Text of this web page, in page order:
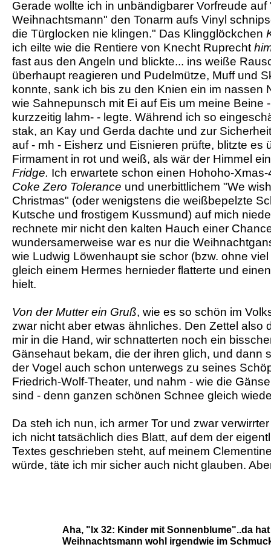
Gerade wollte ich in unbändigbarer Vorfreude
Weihnachtsmann" den Tonarm aufs Vinyl
die Türglocken nie klingen." Das Klingglöckchen
ich eilte wie die Rentiere von Knecht Ruprecht
fast aus den Angeln und blickte... ins weiße
überhaupt reagieren und Pudelmütze, Muff und
konnte, sank ich bis zu den Knien ein im nassen
wie Sahnepunsch mit Ei auf Eis um meine Beine
kurzzeitig lahm- - legte. Während ich so
stak, an Kay und Gerda dachte und zur
auf - mh - Eisherz und Eisnieren prüfte, blitzte es
Firmament in rot und weiß, als wär der Himmel
Fridge. Ich erwartete schon einen Hohoho-Xmas-
Coke Zero Tolerance und unerbittlichem "We
Christmas" (oder wenigstens die weißbepelzte
Kutsche und frostigem Kussmund) auf mich
rechnete mir nicht den kalten Hauch einer
wundersamerweise war es nur die
wie Ludwig Löwenhaupt sie schor (bzw. ohne
gleich einem Hermes hernieder flatterte und
hielt.
Von der Mutter ein Gruß, wie es so schön im
zwar nicht aber etwas ähnliches. Den Zettel also
mir in die Hand, wir schnatterten noch ein
Gänsehaut bekam, die der ihren glich, und dann
der Vogel auch schon unterwegs zu seines
Friedrich-Wolf-Theater, und nahm - wie die
sind - denn ganzen schönen Schnee gleich
Da steh ich nun, ich armer Tor und zwar
ich nicht tatsächlich dies Blatt, auf dem der
Textes geschrieben steht, auf meinem
würde, täte ich mir sicher auch nicht glauben.
Aha, "lx 32: Kinder mit Sonnenblume"..da
Weihnachtsmann wohl irgendwie im